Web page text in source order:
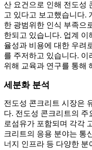
산 요건으로 인해 전도성
고 있다고 보고했습니다.
한 광범위한 인식 부족으
한되고 있습니다. 업계 이
율성과 비용에 대한 우려
를 주저하고 있습니다. 이
위해 교육과 연구를 통해
세분화 분석
전도성 콘크리트 시장은
다. 전도성 콘크리트의 주
로섬유가 포함되며 각각
크리트의 응용 분야는 통
너지 인프라 등 다양한 분